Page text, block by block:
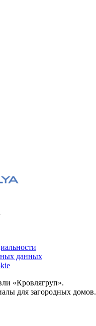
данных
«Кровлягруп».
для загородных домов.